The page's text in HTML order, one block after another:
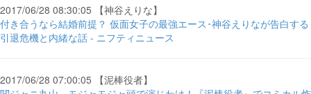
2017/06/28 08:30:05 【神谷えりな】
付き合うなら結婚前提？ 仮面女子の最強エース･神谷えりなが告白する
引退危機と内緒な話 - ニフティニュース
2017/06/28 07:00:05 【泥棒役者】